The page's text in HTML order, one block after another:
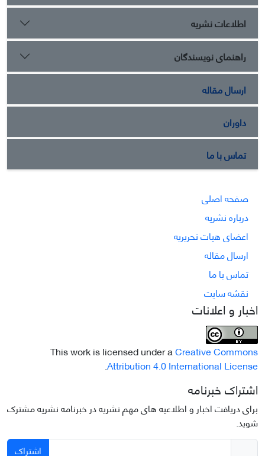
اطلاعات نشریه
راهنمای نویسندگان
ارسال مقاله
داوران
تماس با ما
صفحه اصلی
درباره نشریه
اعضای هیات تحریریه
ارسال مقاله
تماس با ما
نقشه سایت
اخبار و اعلانات
This work is licensed under aCreative Commons
Attribution 4.0 International License
.
اشتراک خبرنامه
برای دریافت اخبار و اطلاعیه های مهم نشریه در خبرنامه نشریه مشترک
شوید.
اشتراک